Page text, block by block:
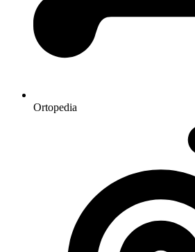
Ortopedia